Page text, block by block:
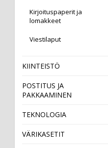
Kirjoituspaperit ja
lomakkeet
Viestilaput
KIINTEISTÖ
POSTITUS JA
PAKKAAMINEN
TEKNOLOGIA
VÄRIKASETIT